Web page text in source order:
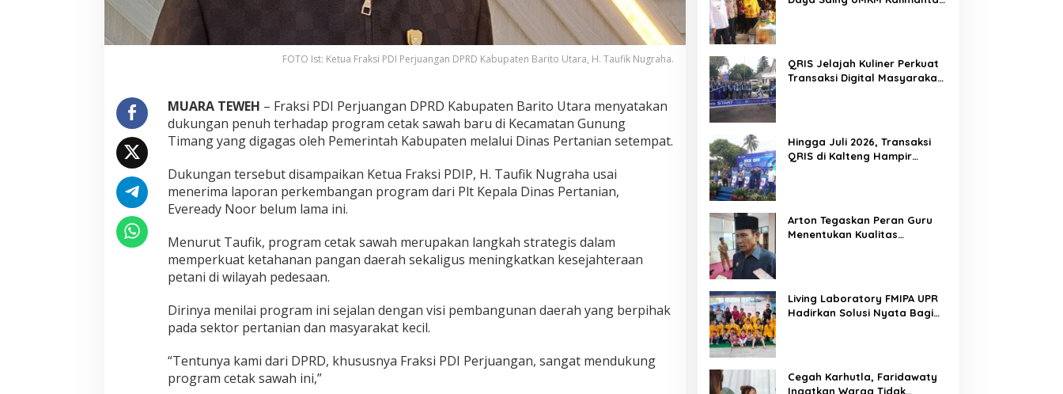
FOTO Ist: Ketua Fraksi PDI Perjuangan DPRD Kabupaten Barito Utara, H. Taufik Nugraha.
MUARA TEWEH – Fraksi PDI Perjuangan DPRD Kabupaten Barito Utara menyatakan
dukungan penuh terhadap program cetak sawah baru di Kecamatan Gunung
Timang yang digagas oleh Pemerintah Kabupaten melalui Dinas Pertanian setempat.
Dukungan tersebut disampaikan Ketua Fraksi PDIP, H. Taufik Nugraha usai
menerima laporan perkembangan program dari Plt Kepala Dinas Pertanian,
Eveready Noor belum lama ini.
Menurut Taufik, program cetak sawah merupakan langkah strategis dalam
memperkuat ketahanan pangan daerah sekaligus meningkatkan kesejahteraan
petani di wilayah pedesaan.
Dirinya menilai program ini sejalan dengan visi pembangunan daerah yang berpihak
pada sektor pertanian dan masyarakat kecil.
“Tentunya kami dari DPRD, khususnya Fraksi PDI Perjuangan, sangat mendukung
program cetak sawah ini,”
QRIS Jelajah Kuliner Perkuat
Transaksi Digital Masyarakat
Hingga Juli 2026, Transaksi
QRIS di Kalteng Hampir
Arton Tegaskan Peran Guru
Menentukan Kualitas
Living Laboratory FMIPA UPR
Hadirkan Solusi Nyata Bagi
Cegah Karhutla, Faridawaty
Ingatkan Warga Tidak